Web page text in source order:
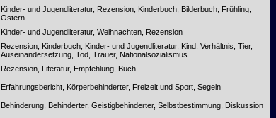
Kinder- und Jugendliteratur, Rezension, Kinderbuch, Bilderbuch, Frühling,
Ostern
Kinder- und Jugendliteratur, Weihnachten, Rezension
Rezension, Kinderbuch, Kinder- und Jugendliteratur, Kind, Verhältnis, Tier,
Auseinandersetzung, Tod, Trauer, Nationalsozialismus
Rezension, Literatur, Empfehlung, Buch
Erfahrungsbericht, Körperbehinderter, Freizeit und Sport, Segeln
Behinderung, Behinderter, Geistigbehinderter, Selbstbestimmung, Diskussion